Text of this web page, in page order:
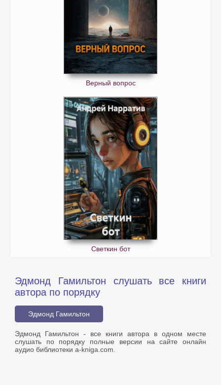
Верный вопрос
Светкин бот
Эдмонд Гамильтон слушать все книги
автора по порядку
Эдмонд Гамильтон
Эдмонд Гамильтон - все книги автора в одном месте
слушать по порядку полные версии на сайте онлайн
аудио библиотеки a-kniga.com.